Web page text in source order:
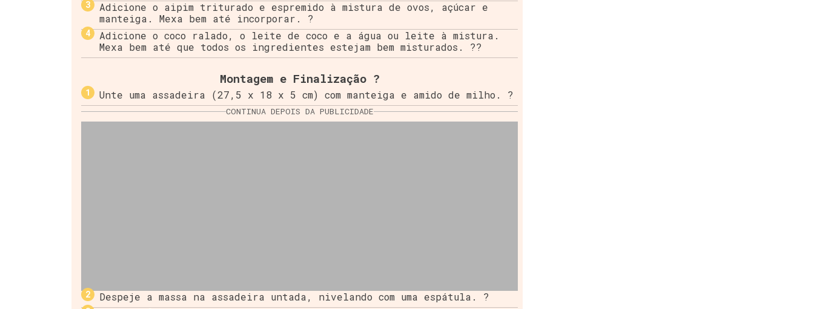
Adicione o aipim triturado e espremido à mistura de ovos, açúcar e
manteiga. Mexa bem até incorporar. ?
Adicione o coco ralado, o leite de coco e a água ou leite à mistura.
Mexa bem até que todos os ingredientes estejam bem misturados. ??
Montagem e Finalização ?
Unte uma assadeira (27,5 x 18 x 5 cm) com manteiga e amido de milho. ?
CONTINUA DEPOIS DA PUBLICIDADE
Despeje a massa na assadeira untada, nivelando com uma espátula. ?